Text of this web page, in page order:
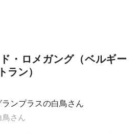
・ロメガング（ベルギー
ラン）
鳥さん